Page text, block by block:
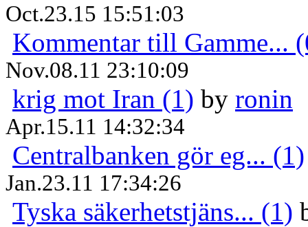
Oct.23.15 15:51:03
Kommentar till Gamme...
Nov.08.11 23:10:09
krig mot Iran (1) by ronin
Apr.15.11 14:32:34
Centralbanken gör eg... (1)
Jan.23.11 17:34:26
Tyska säkerhetstjäns... (1)